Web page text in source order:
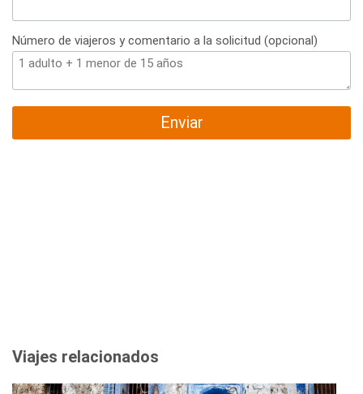
Número de viajeros y comentario a la solicitud (opcional)
Enviar
Viajes relacionados